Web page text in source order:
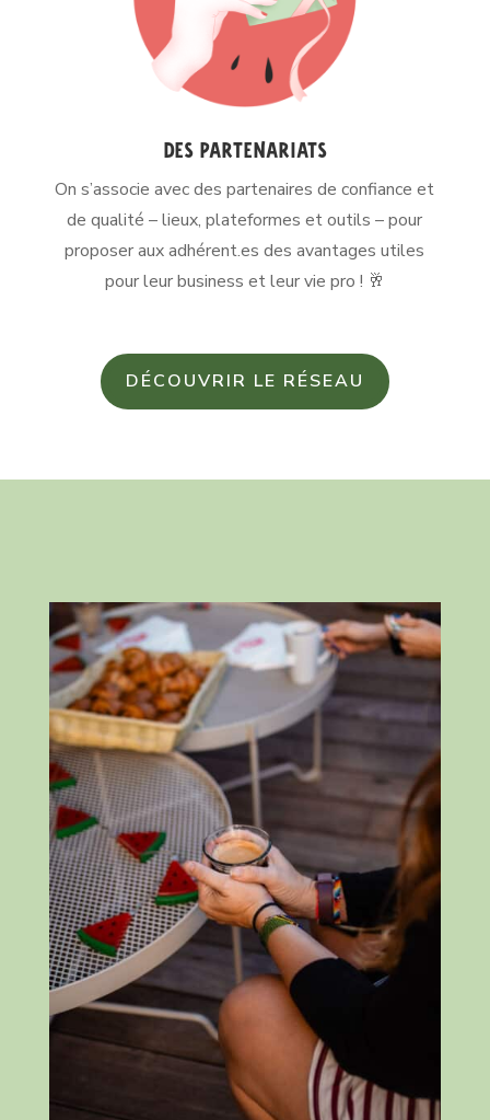
Des partenariats
On s’associe avec des partenaires de confiance et
de qualité – lieux, plateformes et outils – pour
proposer aux adhérent.es des avantages utiles
pour leur business et leur vie pro ! 🥂
DÉCOUVRIR LE RÉSEAU